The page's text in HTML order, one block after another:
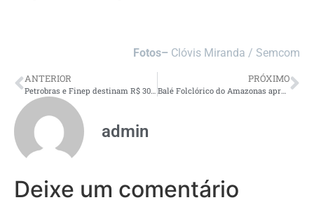
Fotos– Clóvis Miranda / Semcom
ANTERIOR PRÓXIMO
Balé Folclórico do Amazonas apresenta ‘Nhê’êng Katu’ em noite dedicada à ancestralidade indígena no Teatro Amazonas
admin
Deixe um comentário